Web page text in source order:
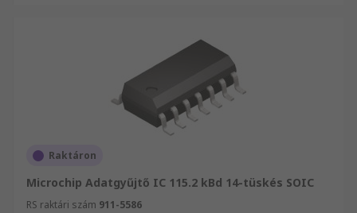
Raktáron
Microchip Adatgyűjtő IC 115.2 kBd 14-tüskés SOIC
RS raktári szám 911-5586